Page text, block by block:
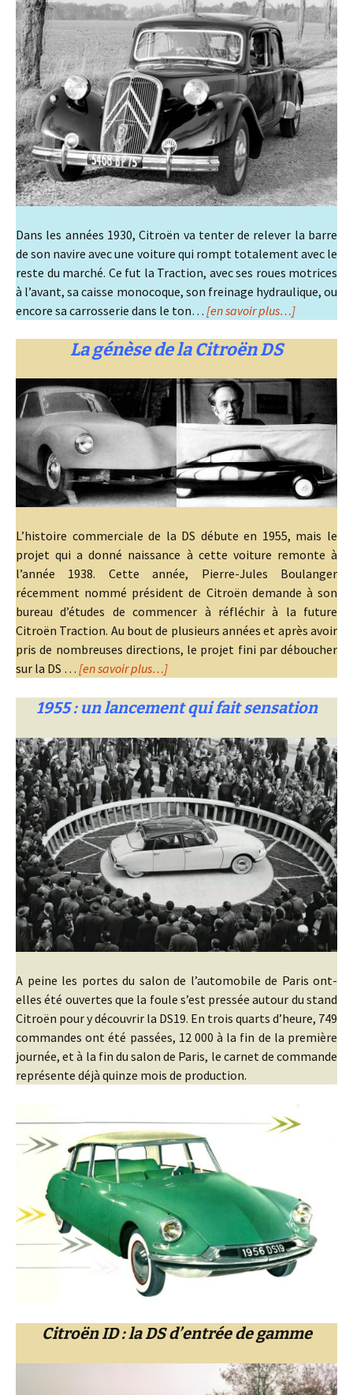
Dans les années 1930, Citroën va tenter de relever la barre
de son navire avec une voiture qui rompt totalement avec le
reste du marché. Ce fut la Traction, avec ses roues motrices
à l’avant, sa caisse monocoque, son freinage hydraulique, ou
encore sa carrosserie dans le ton… [en savoir plus…]
La génèse de la Citroën DS
L’histoire commerciale de la DS débute en 1955, mais le
projet qui a donné naissance à cette voiture remonte à
l’année 1938. Cette année, Pierre-Jules Boulanger
récemment nommé président de Citroën demande à son
bureau d’études de commencer à réfléchir à la future
Citroën Traction. Au bout de plusieurs années et après avoir
pris de nombreuses directions, le projet fini par déboucher
sur la DS … [en savoir plus…]
1955 : un lancement qui fait sensation
A peine les portes du salon de l’automobile de Paris ont-
elles été ouvertes que la foule s’est pressée autour du stand
Citroën pour y découvrir la DS19. En trois quarts d’heure, 749
commandes ont été passées, 12 000 à la fin de la première
journée, et à la fin du salon de Paris, le carnet de commande
représente déjà quinze mois de production.
Citroën ID : la DS d’entrée de gamme